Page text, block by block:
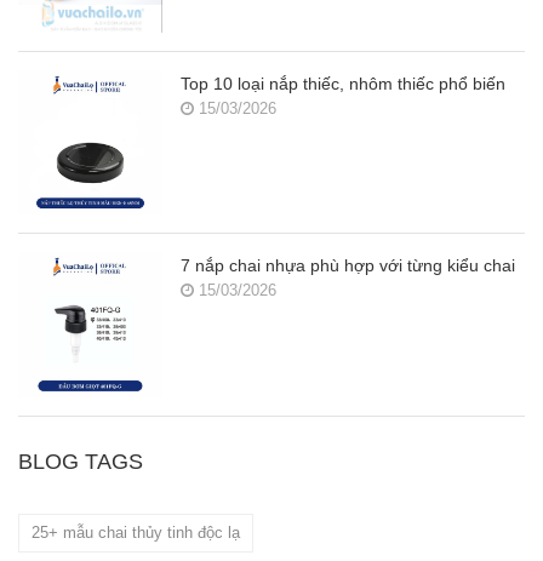
Top 10 loại nắp thiếc, nhôm thiếc phổ biến
15/03/2026
7 nắp chai nhựa phù hợp với từng kiểu chai
15/03/2026
BLOG TAGS
25+ mẫu chai thủy tinh độc lạ